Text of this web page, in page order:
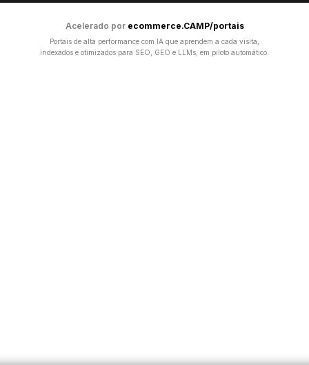
Acelerado por ecommerce.CAMP/portais
Portais de alta performance com IA que aprendem a cada visita,
indexados e otimizados para SEO, GEO e LLMs, em piloto automático.